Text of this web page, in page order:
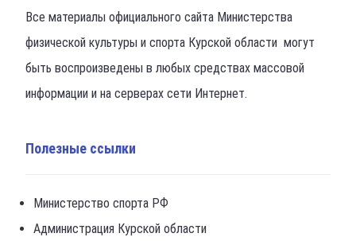
Все материалы официального сайта Министерства
физической культуры и спорта Курской области могут
быть воспроизведены в любых средствах массовой
информации и на серверах сети Интернет.
Полезные ссылки
Министерство спорта РФ
Администрация Курской области